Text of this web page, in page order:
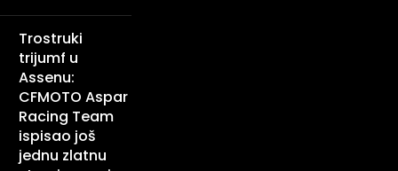
Trostruki
trijumf u
Assenu:
CFMOTO Aspar
Racing Team
ispisao još
jednu zlatnu